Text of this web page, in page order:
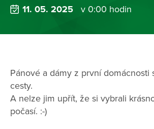
11. 05. 2025 v 0:00 hodin
Pánové a dámy z první domácnosti
cesty.
A nelze jim upřít, že si vybrali
počasí. :-)